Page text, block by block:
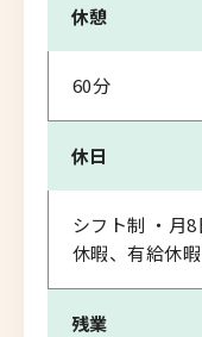
休憩
60分
休日
シフト制 ・月
休暇、有給休
残業